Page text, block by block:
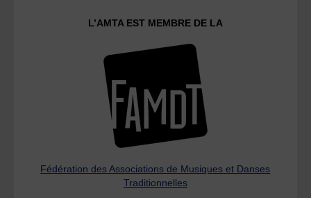
L’AMTA EST MEMBRE DE LA
Fédération des Associations de Musiques et Danses
Traditionnelles